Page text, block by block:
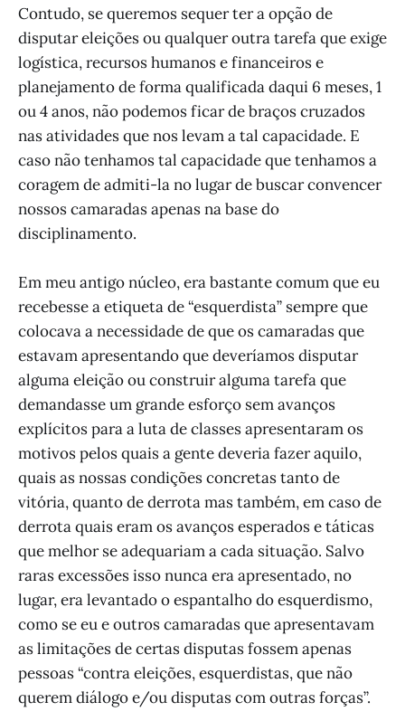
Contudo, se queremos sequer ter a opção de
disputar eleições ou qualquer outra tarefa que exige
logística, recursos humanos e financeiros e
planejamento de forma qualificada daqui 6 meses, 1
ou 4 anos, não podemos ficar de braços cruzados
nas atividades que nos levam a tal capacidade. E
caso não tenhamos tal capacidade que tenhamos a
coragem de admiti-la no lugar de buscar convencer
nossos camaradas apenas na base do
disciplinamento.
Em meu antigo núcleo, era bastante comum que eu
recebesse a etiqueta de “esquerdista” sempre que
colocava a necessidade de que os camaradas que
estavam apresentando que deveríamos disputar
alguma eleição ou construir alguma tarefa que
demandasse um grande esforço sem avanços
explícitos para a luta de classes apresentaram os
motivos pelos quais a gente deveria fazer aquilo,
quais as nossas condições concretas tanto de
vitória, quanto de derrota mas também, em caso de
derrota quais eram os avanços esperados e táticas
que melhor se adequariam a cada situação. Salvo
raras excessões isso nunca era apresentado, no
lugar, era levantado o espantalho do esquerdismo,
como se eu e outros camaradas que apresentavam
as limitações de certas disputas fossem apenas
pessoas “contra eleições, esquerdistas, que não
querem diálogo e/ou disputas com outras forças”.